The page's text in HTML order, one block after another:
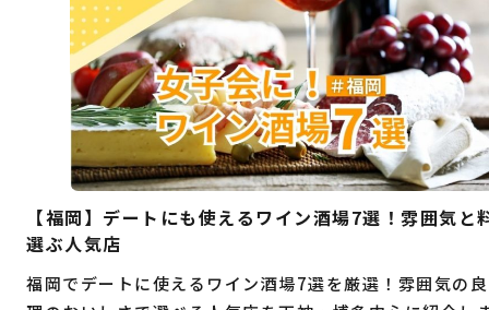
【福岡】デートにも使えるワイン酒場7選！雰囲気と
選ぶ人気店
福岡でデートに使えるワイン酒場7選を厳選！雰囲気の